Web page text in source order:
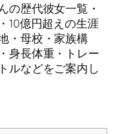
の歴代彼女一覧・
10億円超えの生涯
・母校・家族構
身長体重・トレー
ルなどをご案内し